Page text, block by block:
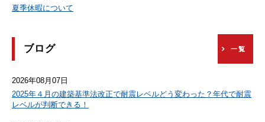
夏季休暇について
ブログ 一覧
2026年08月07日
2025年４月の建築基準法改正で耐震レベルどう変わった？年代で耐震
レベルが判断できる！